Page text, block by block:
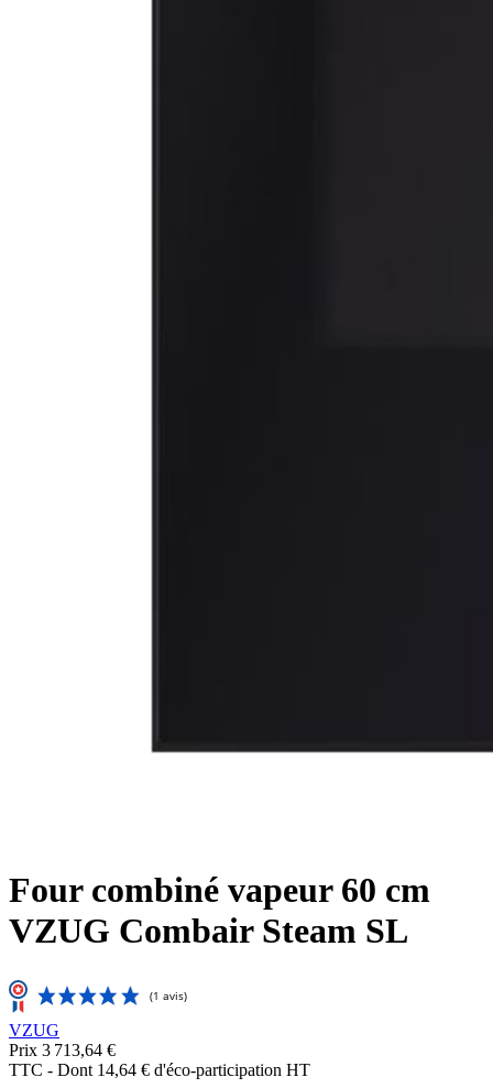
Four combiné vapeur 60 cm
VZUG Combair Steam SL
VZUG
Prix 3 713,64 €
TTC - Dont 14,64 € d'éco-participation HT